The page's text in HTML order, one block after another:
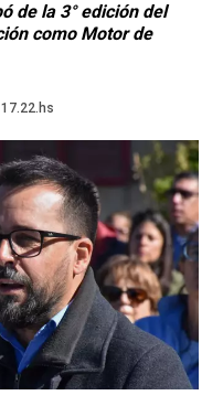
de la 3° edición del
como Motor de